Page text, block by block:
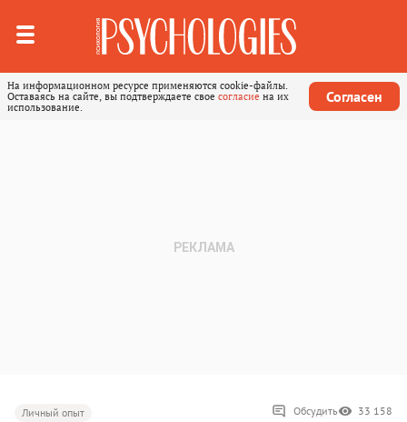
На информационном ресурсе применяются cookie-файлы.
Оставаясь на сайте, вы подтверждаете свое согласие на их
использование.
Согласен
Личный опыт Обсудить 33 158